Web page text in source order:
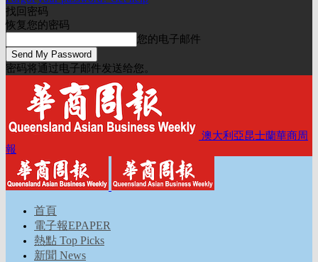
找回密码
恢复您的密码
您的电子邮件
密码将通过电子邮件发送给您。
澳大利亞昆士蘭華商周
報
首頁
電子報EPAPER
熱點 Top Picks
新聞 News